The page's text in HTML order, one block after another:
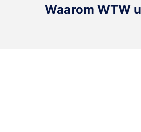
Waarom WTW